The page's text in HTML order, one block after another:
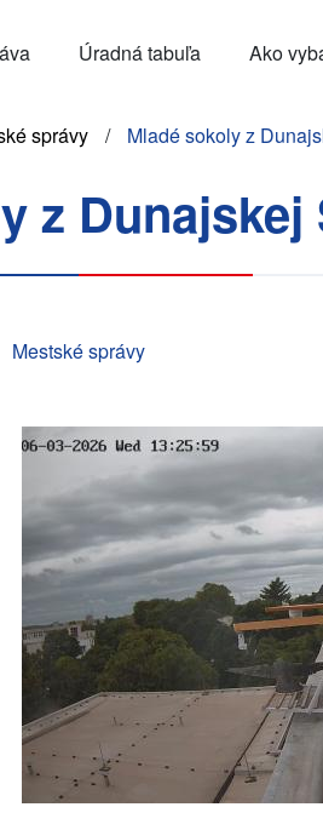
Úradná tabuľa Ako
správy Mladé sokoly z
z
Mestské správy